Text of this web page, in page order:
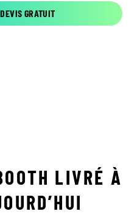
GRATUIT
LIVRÉ À